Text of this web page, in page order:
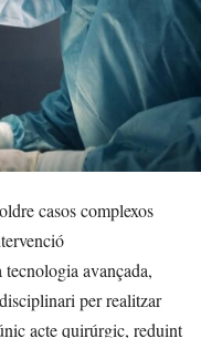
casos complexos
avançada,
per realitzar
acte quirúrgic, reduint